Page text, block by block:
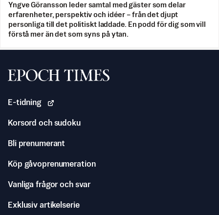
Yngve Göransson leder samtal med gäster som delar
erfarenheter, perspektiv och idéer – från det djupt
personliga till det politiskt laddade. En podd för dig som vill
förstå mer än det som syns på ytan.
Svenska Epoch Times
E-tidning
Korsord och sudoku
Bli prenumerant
Köp gåvoprenumeration
Vanliga frågor och svar
Exklusiv artikelserie